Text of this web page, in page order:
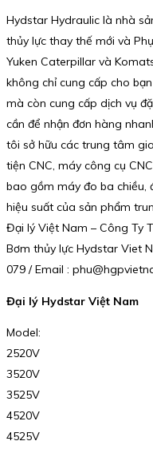
Hydstar Hydraulic là nhà
thủy lực thay thế mới và
Yuken Caterpillar và
không chỉ cung cấp cho
mà còn cung cấp dịch vụ
cần để nhận đơn hàng
tôi sở hữu các trung tâm
tiện CNC, máy công cụ
bao gồm máy đo ba chiều,
hiệu suất của sản phẩm
Đại lý Việt Nam – Công Ty
Bơm thủy lực Hydstar Viet
079 / Email :
Đại lý Hydstar Việt Nam
Model:
2520V
3520V
3525V
4520V
4525V